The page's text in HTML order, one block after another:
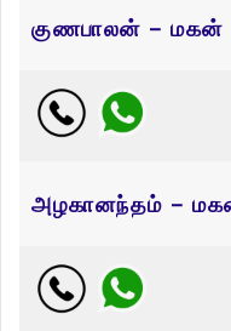
குணபாலன் – மகன்
அழகானந்தம் –